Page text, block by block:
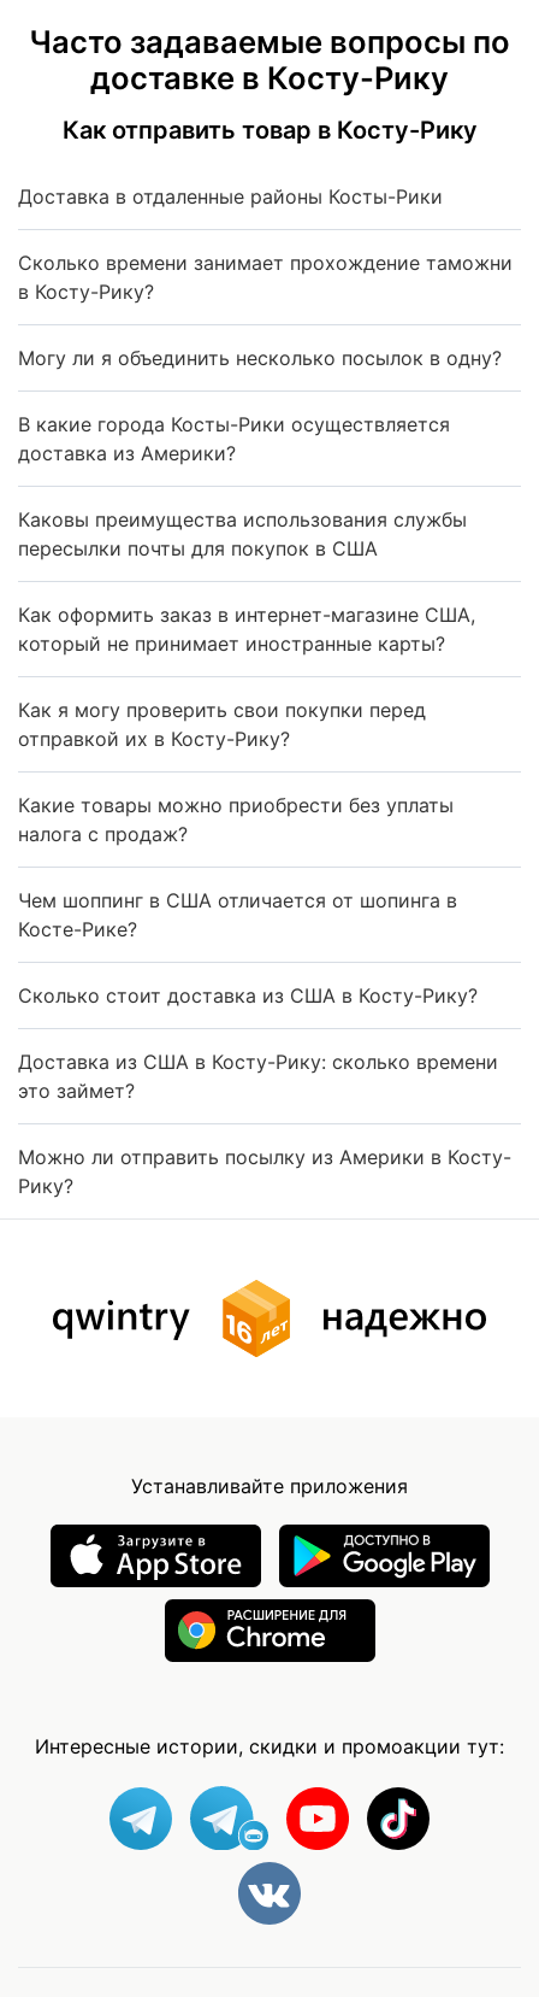
Часто задаваемые вопросы по
доставке в Косту-Рику
Как отправить товар в Косту-Рику
Доставка в отдаленные районы Косты-Рики
Сколько времени занимает прохождение таможни
в Косту-Рику?
Могу ли я объединить несколько посылок в одну?
В какие города Косты-Рики осуществляется
доставка из Америки?
Каковы преимущества использования службы
пересылки почты для покупок в США
Как оформить заказ в интернет-магазине США,
который не принимает иностранные карты?
Как я могу проверить свои покупки перед
отправкой их в Косту-Рику?
Какие товары можно приобрести без уплаты
налога с продаж?
Чем шоппинг в США отличается от шопинга в
Косте-Рике?
Сколько стоит доставка из США в Косту-Рику?
Доставка из США в Косту-Рику: сколько времени
это займет?
Можно ли отправить посылку из Америки в Косту-
Рику?
Устанавливайте приложения
Интересные истории, скидки и промоакции тут: